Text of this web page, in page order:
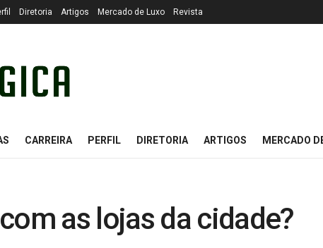
Diretoria Artigos Mercado de Luxo Revista
CARREIRA PERFIL DIRETORIA ARTIGOS MERCADO
as lojas da cidade?